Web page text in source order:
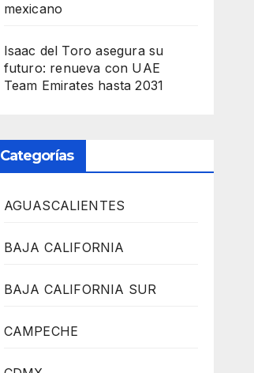
mexicano
Isaac del Toro asegura su
futuro: renueva con UAE
Team Emirates hasta 2031
Categorías
AGUASCALIENTES
BAJA CALIFORNIA
BAJA CALIFORNIA SUR
CAMPECHE